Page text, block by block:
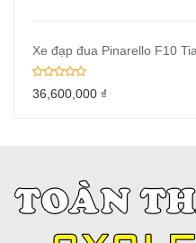
Xe đạp đua Pinarello F10
36,600,000 ₫